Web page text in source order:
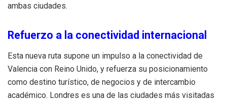
ambas ciudades.
Refuerzo a la conectividad internacional
Esta nueva ruta supone un impulso a la conectividad de
Valencia con Reino Unido, y refuerza su posicionamiento
como destino turístico, de negocios y de intercambio
académico. Londres es una de las ciudades más visitadas